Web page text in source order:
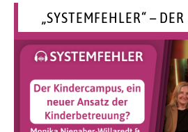
„SYSTEMFEHLER“ –